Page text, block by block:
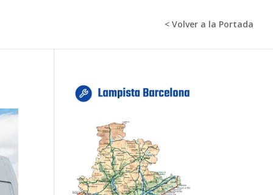
< Volver a la Portada